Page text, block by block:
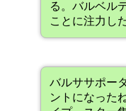
る。バルベル
ことに注力し
バルササポー
ントになった